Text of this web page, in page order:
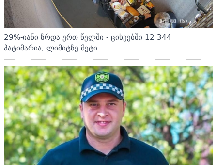
29%-იანი ზრდა ერთ წელში - ციხეებში 12 344
პატიმარია, ლიმიტზე მეტი